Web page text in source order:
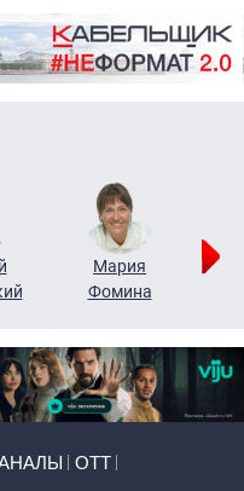
Мария
Фомина
ОТТ